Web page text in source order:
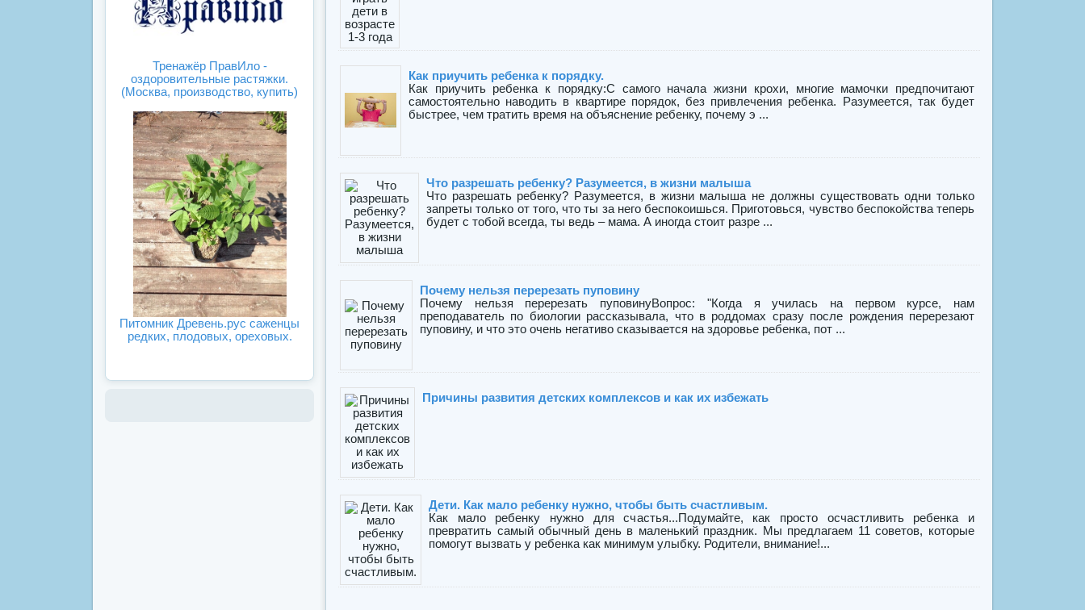
Как приучить ребенка к порядку.
Как приучить ребенка к порядку:С самого начала жизни крохи, многие мамочки предпочитают
самостоятельно наводить в квартире порядок, без привлечения ребенка. Разумеется, так будет
быстрее, чем тратить время на объяснение ребенку, почему э ...
Что разрешать ребенку? Разумеется, в жизни малыша
Что разрешать ребенку? Разумеется, в жизни малыша не должны существовать одни только
запреты только от того, что ты за него беспокоишься. Приготовься, чувство беспокойства теперь
будет с тобой всегда, ты ведь – мама. А иногда стоит разре ...
Почему нельзя перерезать пуповину
Почему нельзя перерезать пуповинуВопрос: "Когда я училась на первом курсе, нам
преподаватель по биологии рассказывала, что в роддомах сразу после рождения перерезают
пуповину, и что это очень негативо сказывается на здоровье ребенка, пот ...
Причины развития детских комплексов и как их избежать
Дети. Как мало ребенку нужно, чтобы быть счастливым.
Как мало ребенку нужно для счастья...Подумайте, как просто осчастливить ребенка и
превратить самый обычный день в маленький праздник. Мы предлагаем 11 советов, которые
помогут вызвать у ребенка как минимум улыбку. Родители, внимание!...
Тренажёр ПравИло -
оздоровительные растяжки.
(Москва, производство, купить)
Питомник Древень.рус саженцы
редких, плодовых, ореховых.